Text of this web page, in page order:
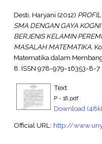
Desti, Haryani (2012)
SMA DENGAN GAYA
BERJENIS KELAMIN
MASALAH MATEMATIKA.
Matematika dalam
8. ISSN 978-979-16353-8-7
Text
P - 18.pdf
Download
Official URL: http://